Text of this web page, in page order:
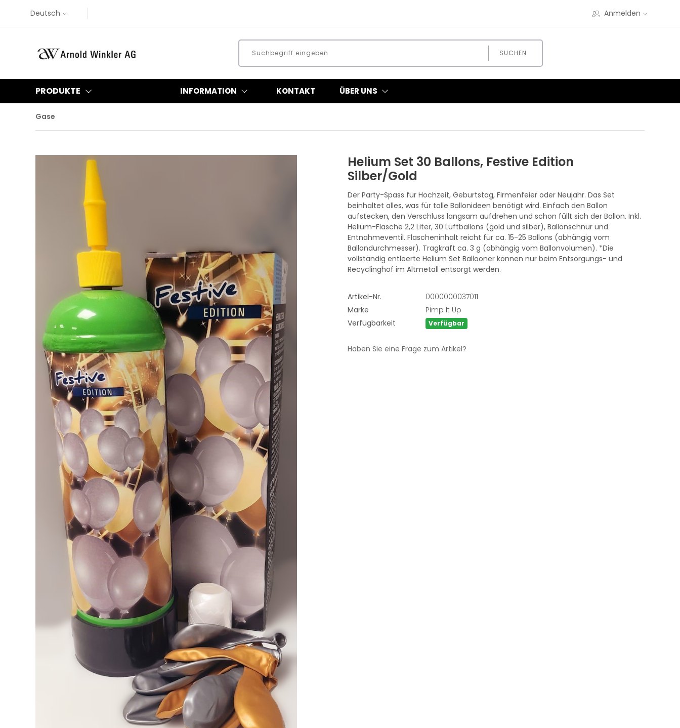
Deutsch Anmelden
SUCHEN
PRODUKTE INFORMATION KONTAKT ÜBER UNS
Gase
Helium Set 30 Ballons, Festive Edition
Silber/Gold
Der Party-Spass für Hochzeit, Geburtstag, Firmenfeier oder Neujahr. Das Set
beinhaltet alles, was für tolle Ballonideen benötigt wird. Einfach den Ballon
aufstecken, den Verschluss langsam aufdrehen und schon füllt sich der Ballon. Inkl.
Helium-Flasche 2,2 Liter, 30 Luftballons (gold und silber), Ballonschnur und
Entnahmeventil. Flascheninhalt reicht für ca. 15-25 Ballons (abhängig vom
Ballondurchmesser). Tragkraft ca. 3 g (abhängig vom Ballonvolumen). *Die
vollständig entleerte Helium Set Ballooner können nur beim Entsorgungs- und
Recyclinghof im Altmetall entsorgt werden.
Artikel-Nr.
0000000037011
Marke
Pimp It Up
Verfügbarkeit
Verfügbar
Haben Sie eine Frage zum Artikel?